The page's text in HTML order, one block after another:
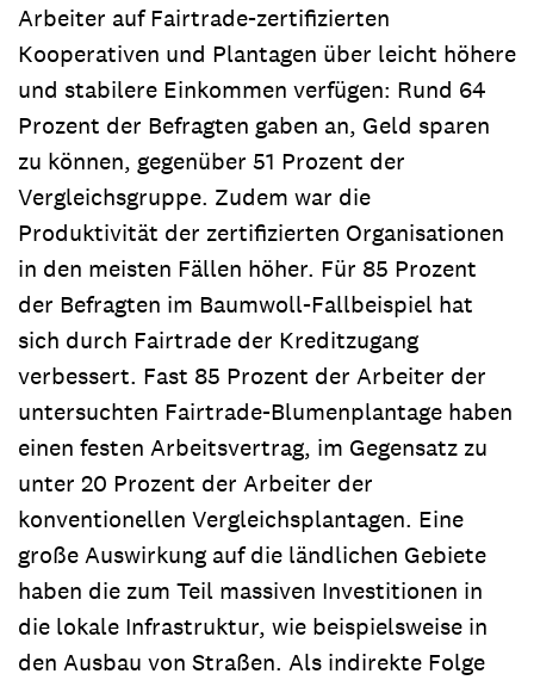
Arbeiter auf Fairtrade-zertifizierten
Kooperativen und Plantagen über leicht höhere
und stabilere Einkommen verfügen: Rund 64
Prozent der Befragten gaben an, Geld sparen
zu können, gegenüber 51 Prozent der
Vergleichsgruppe. Zudem war die
Produktivität der zertifizierten Organisationen
in den meisten Fällen höher. Für 85 Prozent
der Befragten im Baumwoll-Fallbeispiel hat
sich durch Fairtrade der Kreditzugang
verbessert. Fast 85 Prozent der Arbeiter der
untersuchten Fairtrade-Blumenplantage haben
einen festen Arbeitsvertrag, im Gegensatz zu
unter 20 Prozent der Arbeiter der
konventionellen Vergleichsplantagen. Eine
große Auswirkung auf die ländlichen Gebiete
haben die zum Teil massiven Investitionen in
die lokale Infrastruktur, wie beispielsweise in
den Ausbau von Straßen. Als indirekte Folge